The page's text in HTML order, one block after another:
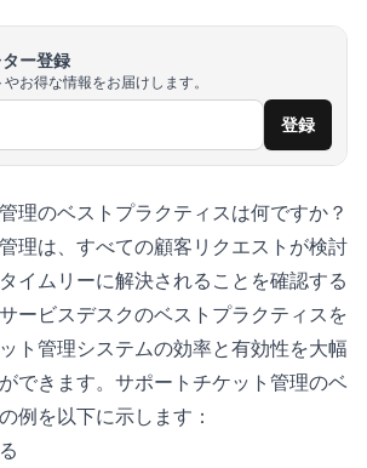
ー登録
お得な情報をお届けします。
登録
理のベストプラクティスは何ですか？
理は、すべての顧客リクエストが検討
イムリーに解決されることを確認する
ービスデスクのベストプラクティスを
ト管理システムの効率と有効性を大幅
できます。サポートチケット管理のベ
例を以下に示します：